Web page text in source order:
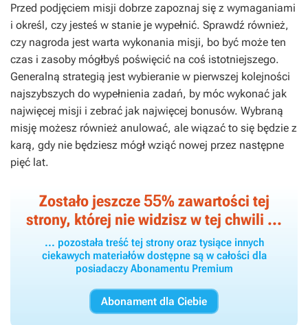
Przed podjęciem misji dobrze zapoznaj się z wymaganiami
i określ, czy jesteś w stanie je wypełnić. Sprawdź również,
czy nagroda jest warta wykonania misji, bo być może ten
czas i zasoby mógłbyś poświęcić na coś istotniejszego.
Generalną strategią jest wybieranie w pierwszej kolejności
najszybszych do wypełnienia zadań, by móc wykonać jak
najwięcej misji i zebrać jak najwięcej bonusów. Wybraną
misję możesz również anulować, ale wiązać to się będzie z
karą, gdy nie będziesz mógł wziąć nowej przez następne
pięć lat.
Zostało jeszcze55% zawartości tej
strony, której nie widzisz w tej chwili ...
... pozostała treść tej strony oraz tysiące innych
ciekawych materiałów dostępne są w całości dla
posiadaczy Abonamentu Premium
Abonament dla Ciebie